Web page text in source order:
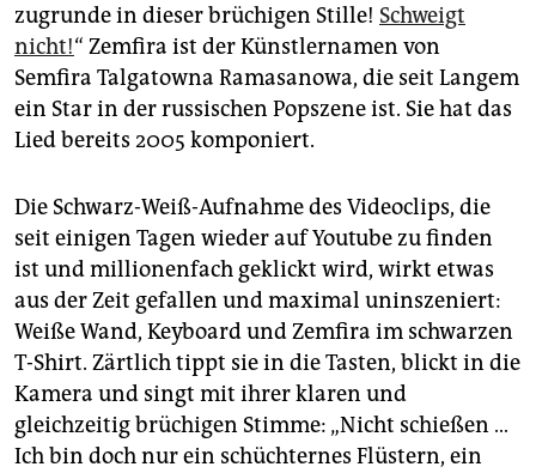
epaper login
zugrunde in dieser brüchigen Stille! Schweigt
nicht!“ Zemfira ist der Künstlernamen von
Semfira Talgatowna Ramasanowa, die seit Langem
ein Star in der russischen Popszene ist. Sie hat das
Lied bereits 2005 komponiert.
Die Schwarz-Weiß-Aufnahme des Videoclips, die
seit einigen Tagen wieder auf Youtube zu finden
ist und millionenfach geklickt wird, wirkt etwas
aus der Zeit gefallen und maximal uninszeniert:
Weiße Wand, Keyboard und Zemfira im schwarzen
T-Shirt. Zärtlich tippt sie in die Tasten, blickt in die
Kamera und singt mit ihrer klaren und
gleichzeitig brüchigen Stimme: „Nicht schießen …
Ich bin doch nur ein schüchternes Flüstern, ein